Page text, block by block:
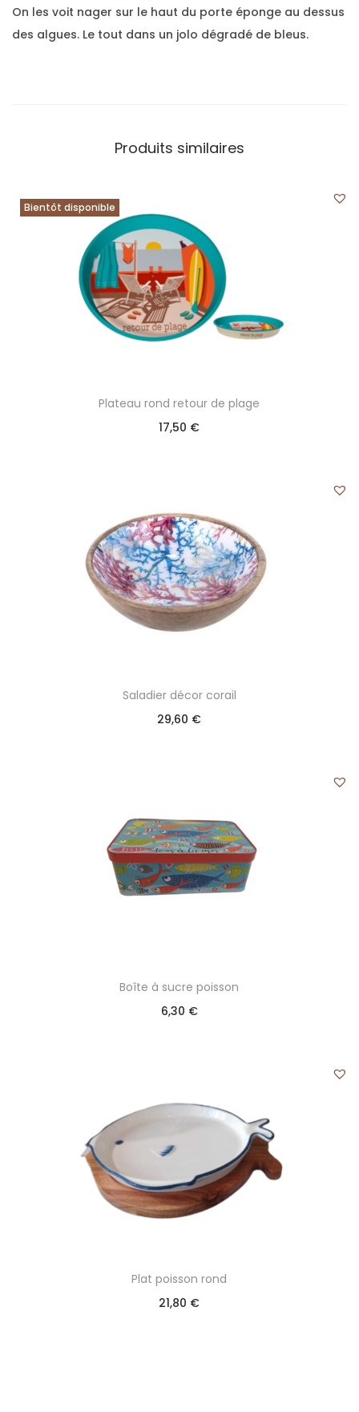
On les voit nager sur le haut du porte éponge au dessus
des algues. Le tout dans un jolo dégradé de bleus.
Produits similaires
Bientôt disponible
Plateau rond retour de plage
17,50 €
Saladier décor corail
29,60 €
Boîte à sucre poisson
6,30 €
Plat poisson rond
21,80 €